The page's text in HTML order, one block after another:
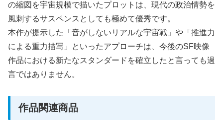
の縮図を宇宙規模で描いたプロットは、現代の政治情勢を
風刺するサスペンスとしても極めて優秀です。
本作が提示した「音がしないリアルな宇宙戦」や「推進力
による重力描写」といったアプローチは、今後のSF映像
作品における新たなスタンダードを確立したと言っても過
言ではありません。
作品関連商品